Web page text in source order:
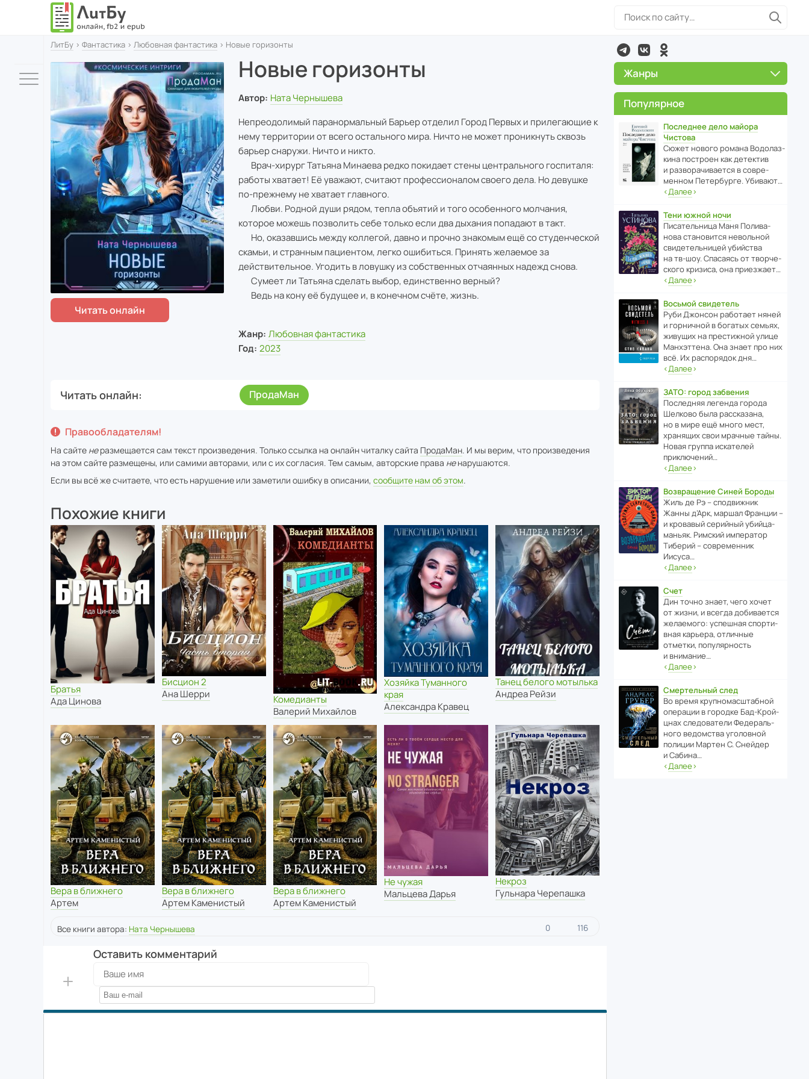
ЛитБу › Фантастика › Любовная фантастика › Новые горизонты
Новые горизонты
Автор: Ната Чернышева
Непреодолимый паранормальный Барьер отделил Город Первых и прилегающие к
нему территории от всего остального мира. Ничто не может проникнуть сквозь
барьер снаружи. Ничто и никто.
Врач-хирург Татьяна Минаева редко покидает стены центрального госпиталя:
работы хватает! Её уважают, считают профессионалом своего дела. Но девушке
по-прежнему не хватает главного.
Любви. Родной души рядом, тепла объятий и того особенного молчания,
которое можешь позволить себе только если два дыхания попадают в такт.
Но, оказавшись между коллегой, давно и прочно знакомым ещё со студенческой
скамьи, и странным пациентом, легко ошибиться. Принять желаемое за
действительное. Угодить в ловушку из собственных отчаянных надежд снова.
Сумеет ли Татьяна сделать выбор, единственно верный?
Ведь на кону её будущее и, в конечном счёте, жизнь.
Жанр: Любовная фантастика
Год: 2023
Читать онлайн ПродаМан
Правообладателям!
На сайте неразмещается сам текст произведения. Только ссылка на онлайн читалку сайта ПродаМан. И мы верим, что произведения
на этом сайте размещены, или самими авторами, или с их согласия. Тем самым, авторские права ненарушаются.
Если вы всё же считаете, что есть нарушение или заметили ошибку в описании, сообщите нам об этом.
Похожие книги
Братья
Ада Цинова
Бисцион 2
Ана Шерри
Комедианты
Валерий Михайлов
Хозяйка Туманного
края
Александра Кравец
Танец белого мотылька
Андреа Рейзи
Вера в ближнего
Артем
Вера в ближнего
Артем Каменистый
Вера в ближнего
Артем Каменистый
Не чужая
Мальцева Дарья
Некроз
Гульнара Черепашка
Все книги автора: Ната Чернышева 0 116
Оставить комментарий
Жанры
Популярное
Последнее дело майора
Чистова
Сюжет нового романа Водо­ла­з­
кина пост­роен как дете­ктив
и разво­ра­чи­ва­ется в совре­
менном Пете­р­бурге. Убивают…
‹Далее›
Тени южной ночи
Писа­тель­ница Маня Поли­ва­
нова стано­вится невольной
свиде­тель­ницей убийства
на тв-шоу. Спасаясь от твор­че­
с­кого кризиса, она приезжает…
‹Далее›
Восьмой свидетель
Руби Джонсон рабо­тает няней
и горни­чной в богатых семьях,
живущих на прес­ти­жной улице
Манх­эт­тена. Она знает про них
всё. Их распо­рядок дня…
‹Далее›
ЗАТО: город забвения
После­дняя легенда города
Шелково была расска­зана,
но в мире ещё много мест,
хранящих свои мрачные тайны.
Новая группа иска­телей
приключений…
‹Далее›
Возвращение Синей Бороды
Жиль де Рэ – спод­ви­жник
Жанны д’Арк, маршал Франции –
и кровавый серийный убийца-
маньяк. Римский импе­ратор
Тиберий – совре­менник
Иисуса…
‹Далее›
Счет
Дин точно знает, чего хочет
от жизни, и всегда доби­ва­ется
жела­е­мого: успе­шная спор­ти­
вная карьера, отли­чные
отметки, попу­ля­р­ность
и внимание…
‹Далее›
Смертельный след
Во время круп­но­мас­ш­та­бной
операции в городке Бад‑Крой­
цнах следо­ва­тели Феде­раль­
ного ведомства уголо­вной
полиции Мартен С. Снейдер
и Сабина…
‹Далее›